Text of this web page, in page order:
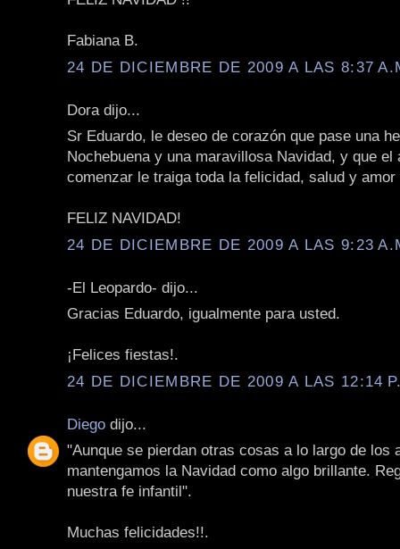
Fabiana B.
24 DE DICIEMBRE DE 2009 A LAS 8:37
Dora dijo...
Sr Eduardo, le deseo de corazón que pase una
Nochebuena y una maravillosa Navidad, y que el
comenzar le traiga toda la felicidad, salud y
FELIZ NAVIDAD!
24 DE DICIEMBRE DE 2009 A LAS 9:23
-El Leopardo- dijo...
Gracias Eduardo, igualmente para usted.
¡Felices fiestas!.
24 DE DICIEMBRE DE 2009 A LAS 12:14
Diego dijo...
"Aunque se pierdan otras cosas a lo largo de los
mantengamos la Navidad como algo brillante.
nuestra fe infantil".
Muchas felicidades!!.